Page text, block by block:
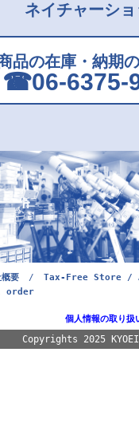
ネイチャーシ
品の在庫・納期
☎︎06-6375-
要 /
Tax-Free Store /
order
個人情報の取り扱
Copyrights 2025